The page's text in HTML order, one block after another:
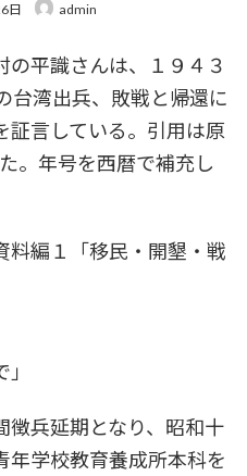
日 admin
平識さんは、１９４３
台湾出兵、敗戦と帰還に
証言している。引用は原
。年号を西暦で補充し
料編１「移民・開墾・戦
兵延期となり、昭和十
年学校教育養成所本科を